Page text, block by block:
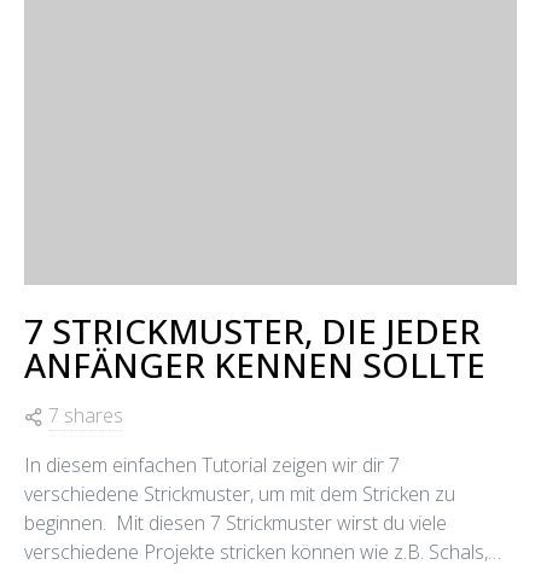
7 STRICKMUSTER, DIE JEDER
ANFÄNGER KENNEN SOLLTE
In diesem einfachen Tutorial zeigen wir dir 7
verschiedene Strickmuster, um mit dem Stricken zu
beginnen. Mit diesen 7 Strickmuster wirst du viele